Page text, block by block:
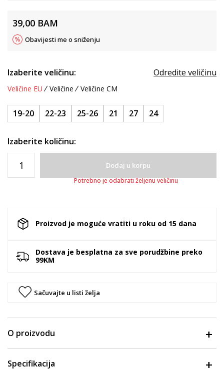
39,00 BAM
Obavijesti me o sniženju
Izaberite veličinu: Odredite veličinu
Veličine EU Veličine Veličine CM
19-20 22-23 25-26 21 27 24
Izaberite količinu:
Dodaj u korpu
Potrebno je odabrati željenu veličinu
Proizvod je moguće vratiti u roku od 15 dana
Dostava je besplatna za sve porudžbine preko
99KM
Sačuvajte u listi želja
O proizvodu
Specifikacija